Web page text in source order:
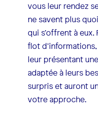
vous leur rendez
ne savent plus
qui s’offrent à
flot
leur présentant
adaptée à leurs
surpris et auront
votre approche.